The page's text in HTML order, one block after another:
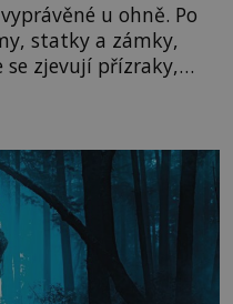
u ohně. Po
statky a zámky,
zjevují přízraky,
nebo se dějí podivné
svědectví po
se svědectví